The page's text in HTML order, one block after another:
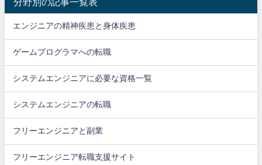
エンジニアの精神疾患と身体疾患
ゲームプログラマへの転職
システムエンジニアに必要な資格一覧
システムエンジニアの転職
フリーエンジニアと副業
フリーエンジニア転職支援サイト